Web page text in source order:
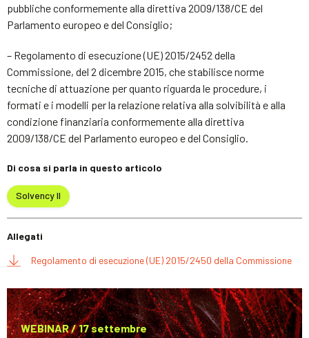
pubbliche conformemente alla direttiva 2009/138/CE del
Parlamento europeo e del Consiglio;
– Regolamento di esecuzione (UE) 2015/2452 della
Commissione, del 2 dicembre 2015, che stabilisce norme
tecniche di attuazione per quanto riguarda le procedure, i
formati e i modelli per la relazione relativa alla solvibilità e alla
condizione finanziaria conformemente alla direttiva
2009/138/CE del Parlamento europeo e del Consiglio.
Di cosa si parla in questo articolo
Solvency II
Allegati
Regolamento di esecuzione (UE) 2015/2450 della Commissione
WEBINAR / 17 settembre